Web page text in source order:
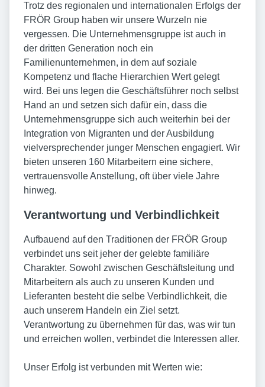
Trotz des regionalen und internationalen Erfolgs der
FRÖR Group haben wir unsere Wurzeln nie
vergessen. Die Unternehmensgruppe ist auch in
der dritten Generation noch ein
Familienunternehmen, in dem auf soziale
Kompetenz und flache Hierarchien Wert gelegt
wird. Bei uns legen die Geschäftsführer noch selbst
Hand an und setzen sich dafür ein, dass die
Unternehmensgruppe sich auch weiterhin bei der
Integration von Migranten und der Ausbildung
vielversprechender junger Menschen engagiert. Wir
bieten unseren 160 Mitarbeitern eine sichere,
vertrauensvolle Anstellung, oft über viele Jahre
hinweg.
Verantwortung und Verbindlichkeit
Aufbauend auf den Traditionen der FRÖR Group
verbindet uns seit jeher der gelebte familiäre
Charakter. Sowohl zwischen Geschäftsleitung und
Mitarbeitern als auch zu unseren Kunden und
Lieferanten besteht die selbe Verbindlichkeit, die
auch unserem Handeln ein Ziel setzt.
Verantwortung zu übernehmen für das, was wir tun
und erreichen wollen, verbindet die Interessen aller.
Unser Erfolg ist verbunden mit Werten wie: